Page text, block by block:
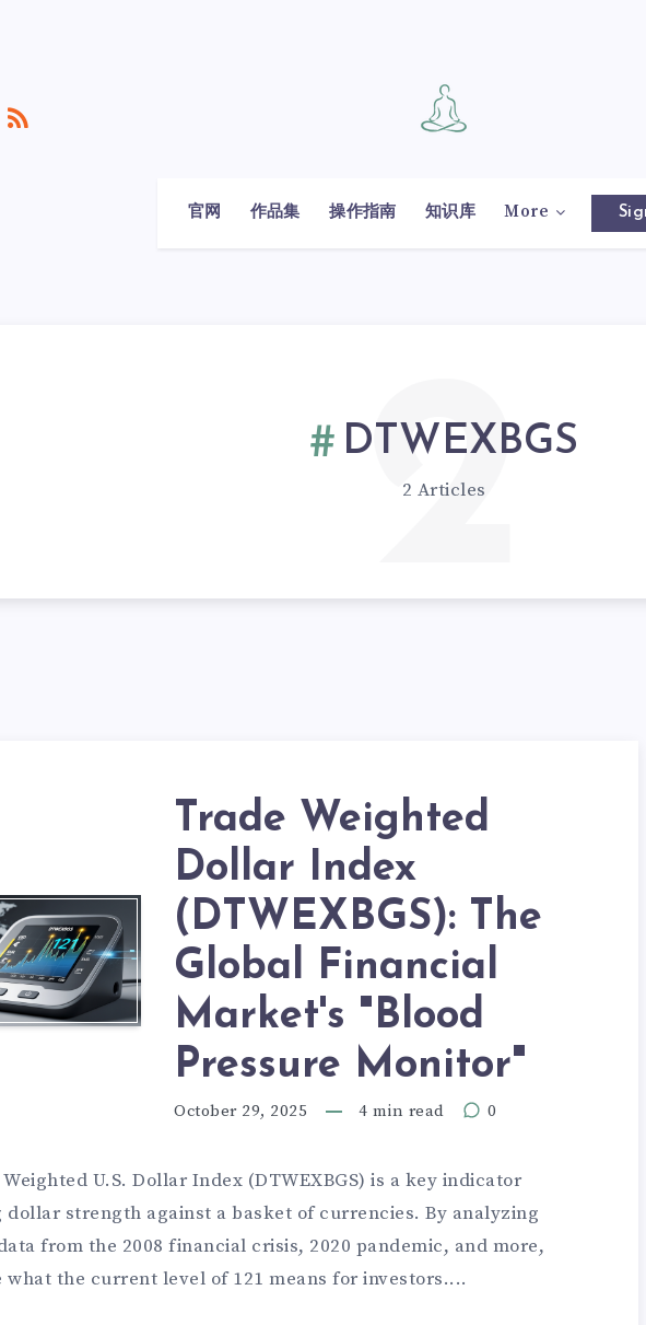
官网 作品集 操作指南 知识库 More
DTWEXBGS
2 Articles
2
Trade Weighted
Dollar Index
(DTWEXBGS): The
Global Financial
Market's "Blood
Pressure Monitor"
October 29, 2025 4 min read 0
U.S. Dollar Index (DTWEXBGS) is a key indicator
dollar strength against a basket of currencies. By analyzing
from the 2008 financial crisis, 2020 pandemic, and more,
what the current level of 121 means for investors....